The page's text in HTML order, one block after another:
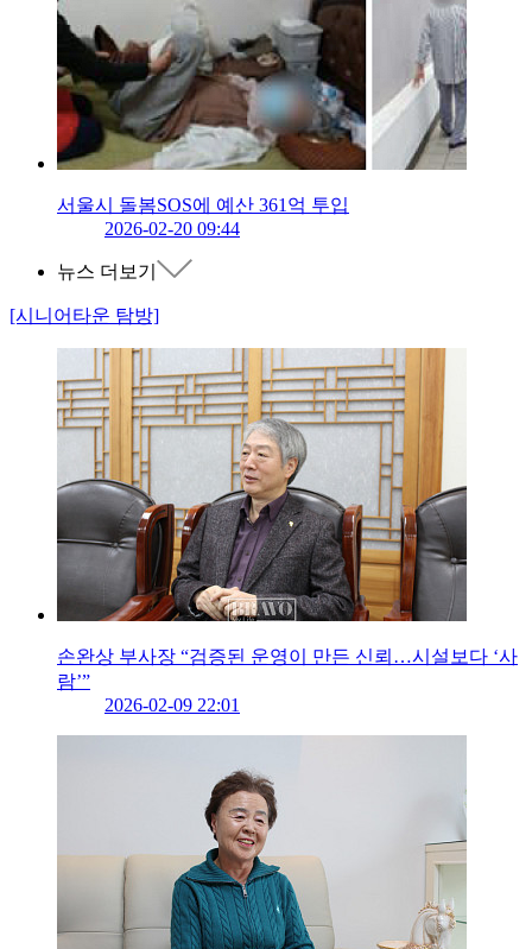
서울시 돌봄SOS에 예산 361억 투입
2026-02-20 09:44
뉴스 더보기
[시니어타운 탐방]
손완상 부사장 “검증된 운영이 만든 신뢰…시설보다 ‘사
람’”
2026-02-09 22:01